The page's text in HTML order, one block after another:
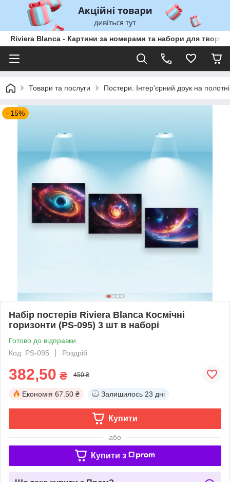
Riviera Blanca - Картини за номерами та набори для
Товари та послуги Постери. Інтер'єрний друк на полотні
–15%
Набір постерів Riviera Blanca Космічні
горизонти (PS-095) 3 шт в наборі
Готово до відправки
Код: PS-095
Роздріб
382,50 ₴ 450 ₴
Економія 67.50 ₴ Залишилось 23 дні
Купити
або
Купити з